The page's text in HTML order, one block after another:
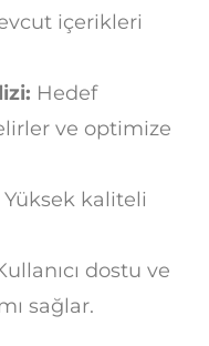
içerikleri
Hedef
ve optimize
Yüksek kaliteli
dostu ve
sağlar.